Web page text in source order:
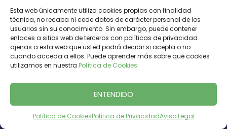
Esta web únicamente utiliza cookies propias con finalidad
técnica, no recaba ni cede datos de carácter personal de los
usuarios sin su conocimiento. Sin embargo, puede contener
enlaces a sitios web de terceros con políticas de privacidad
ajenas a esta web que usted podrá decidir si acepta o no
cuando acceda a ellos. Puede aprender más sobre qué cookies
utilizamos en nuestra Política de Cookies.
ENTENDIDO
Política de CookiesPolítica de PrivacidadAviso Legal
Hazte cliente
Te interesa
Ayuda